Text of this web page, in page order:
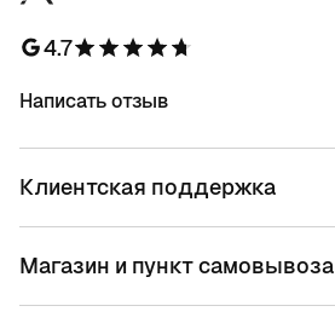
4.7
Написать отзыв
Клиентская поддержка
Магазин и пункт самовывоза